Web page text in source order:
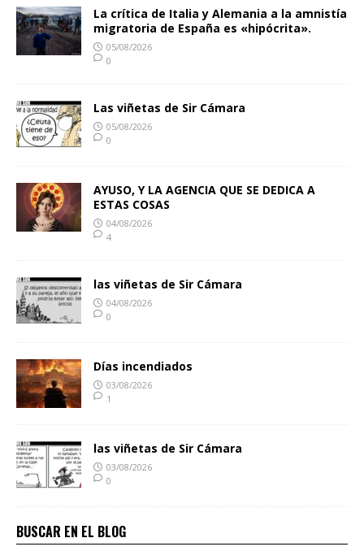
La crítica de Italia y Alemania a la amnistía
migratoria de España es «hipócrita».
05/08/2026
0
Las viñetas de Sir Cámara
05/08/2026
0
AYUSO, Y LA AGENCIA QUE SE DEDICA A
ESTAS COSAS
04/08/2026
4
las viñetas de Sir Cámara
04/08/2026
0
Días incendiados
03/08/2026
1
las viñetas de Sir Cámara
03/08/2026
0
BUSCAR EN EL BLOG